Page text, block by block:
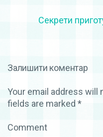
Секрети
Залишити коментар
Your email address will
fields are marked *
Comment